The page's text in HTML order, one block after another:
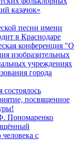
казачок»
песни имени
в Краснодаре
конференция "О
изобразительных
учреждениях
города
состоялось
посвященное
Пономаренко
с